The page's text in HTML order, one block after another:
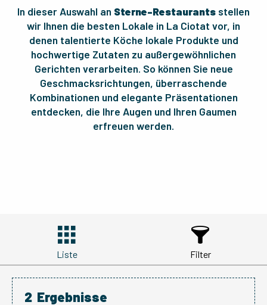
In dieser Auswahl an Sterne-Restaurants stellen
wir Ihnen die besten Lokale in La Ciotat vor, in
denen talentierte Köche lokale Produkte und
hochwertige Zutaten zu außergewöhnlichen
Gerichten verarbeiten. So können Sie neue
Geschmacksrichtungen, überraschende
Kombinationen und elegante Präsentationen
entdecken, die Ihre Augen und Ihren Gaumen
erfreuen werden.
Liste Filter
2 Ergebnisse